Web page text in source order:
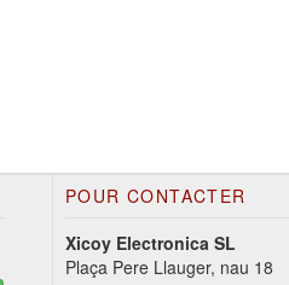
POUR CONTACTER
Xicoy Electronica SL
Plaça Pere Llauger, nau 18